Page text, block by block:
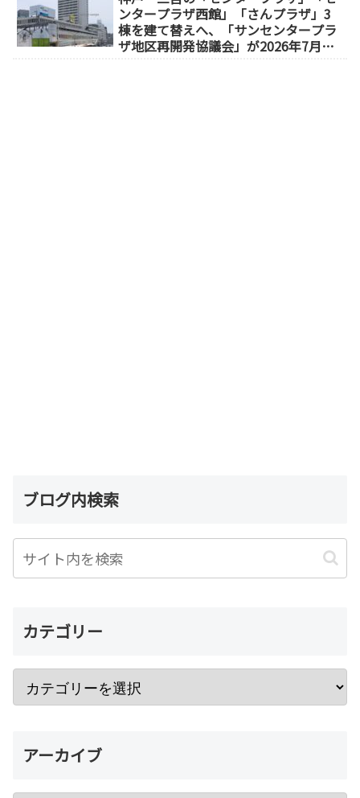
ンタープラザ西館」「さんプラザ」3
棟を建て替えへ、「サンセンタープラ
ザ地区再開発協議会」が2026年7月発
ブログ内検索
カテゴリー
アーカイブ